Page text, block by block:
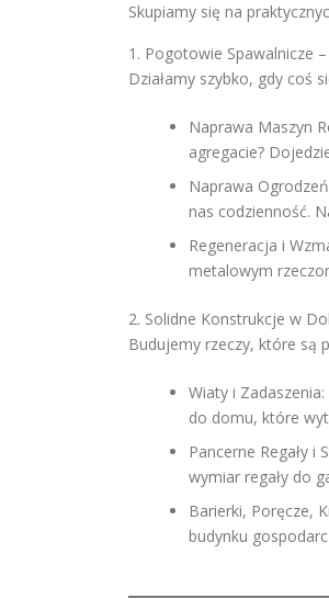
Skupiamy się na
1. Pogotowie Spawalnicze
Działamy szybko, gdy coś
Naprawa Maszyn
agregacie?
Naprawa
nas codzienność.
Regeneracja i
metalowym
2. Solidne Konstrukcje w
Budujemy rzeczy, które są
Wiaty i
do domu, które
Pancerne Regały i
wymiar regały do
Barierki, Poręcze,
budynku